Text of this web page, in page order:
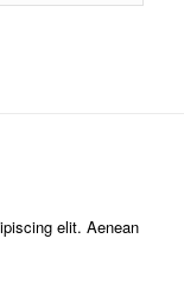
elit. Aenean